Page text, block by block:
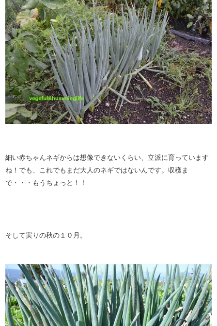
細い赤ちゃんネギからは想像できないくらい、立派に育っています
ね！でも、これでもまだ大人のネギではないんです。収穫ま
で・・・もうちょっと！！
そして実りの秋の１０月。